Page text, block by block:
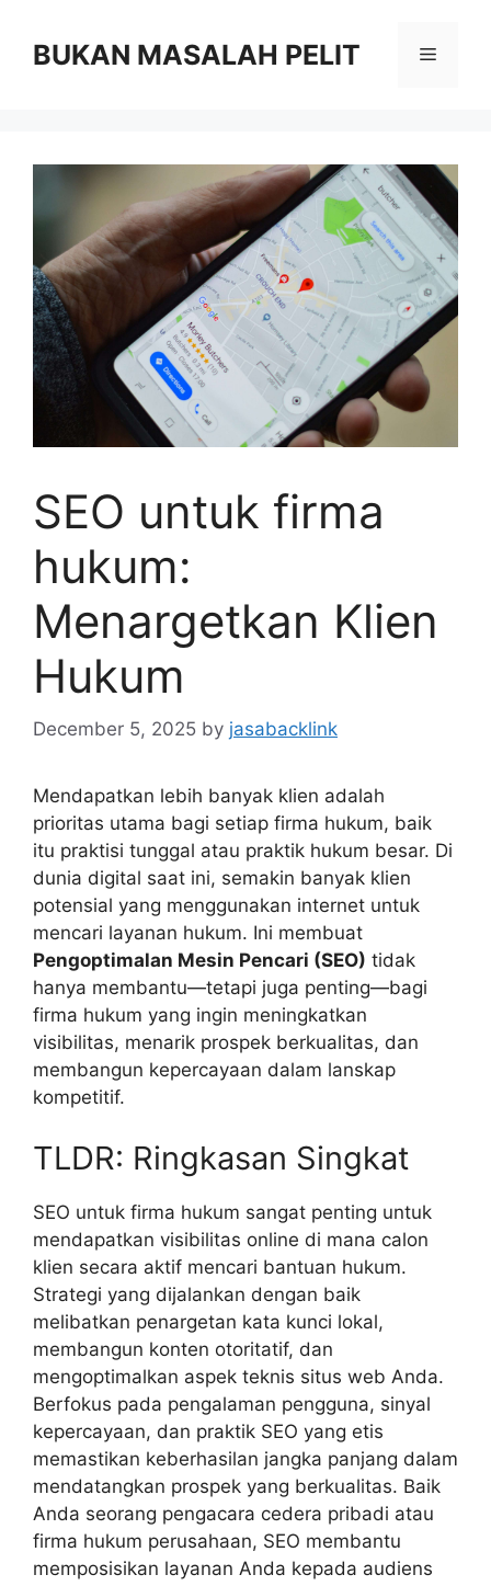
contentBUKAN MASALAH PELIT Menu
SEO untuk firma
hukum:
Menargetkan Klien
Hukum
December 5, 2025 by jasabacklink
Mendapatkan lebih banyak klien adalah
prioritas utama bagi setiap firma hukum, baik
itu praktisi tunggal atau praktik hukum besar. Di
dunia digital saat ini, semakin banyak klien
potensial yang menggunakan internet untuk
mencari layanan hukum. Ini membuat
Pengoptimalan Mesin Pencari (SEO) tidak
hanya membantu—tetapi juga penting—bagi
firma hukum yang ingin meningkatkan
visibilitas, menarik prospek berkualitas, dan
membangun kepercayaan dalam lanskap
kompetitif.
TLDR: Ringkasan Singkat
SEO untuk firma hukum sangat penting untuk
mendapatkan visibilitas online di mana calon
klien secara aktif mencari bantuan hukum.
Strategi yang dijalankan dengan baik
melibatkan penargetan kata kunci lokal,
membangun konten otoritatif, dan
mengoptimalkan aspek teknis situs web Anda.
Berfokus pada pengalaman pengguna, sinyal
kepercayaan, dan praktik SEO yang etis
memastikan keberhasilan jangka panjang dalam
mendatangkan prospek yang berkualitas. Baik
Anda seorang pengacara cedera pribadi atau
firma hukum perusahaan, SEO membantu
memposisikan layanan Anda kepada audiens